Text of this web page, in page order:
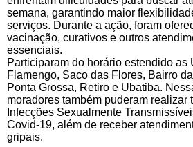
semana, garantindo maior
serviços. Durante a ação, foram
vacinação, curativos e outros
essenciais.
Participaram do horário estendido as
Flamengo, Saco das Flores, Bairro
Ponta Grossa, Retiro e Ubatiba.
moradores também puderam realizar
Infecções Sexualmente
Covid-19, além de receber
gripais.